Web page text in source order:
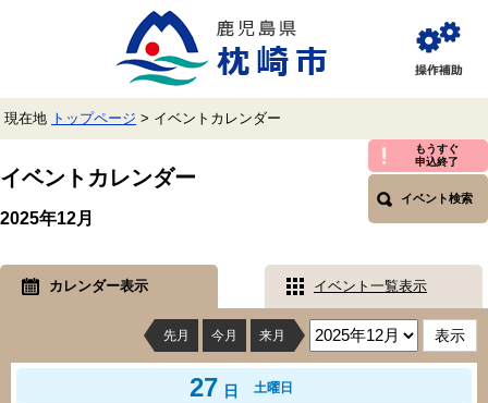
で
ば
本
へ
覧
補
現在地 トップページ > イベントカレンダー
イベントカレンダー
もうすぐ
申込終了
イベント検索
2025年12月
カレンダー表示 イベント一覧表示
先月 今月 来月
27 日 土曜日